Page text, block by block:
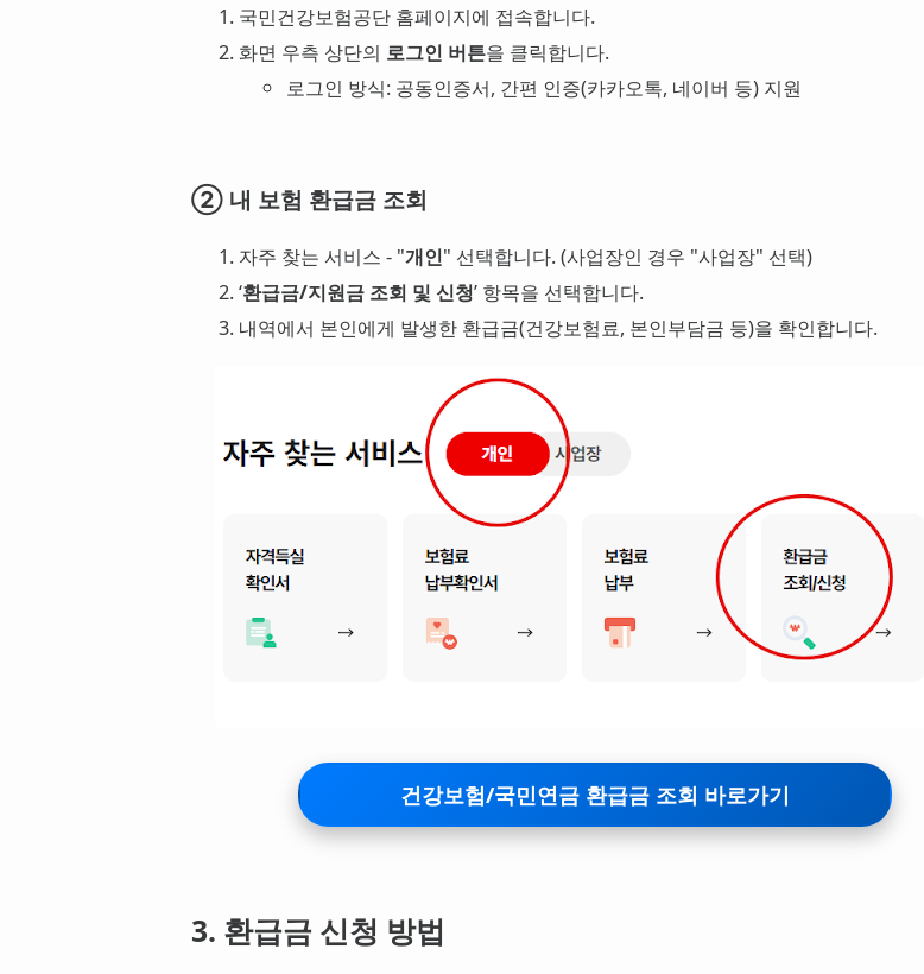
국민건강보험공단 홈페이지에 접속합니다.
화면 우측 상단의 로그인 버튼을 클릭합니다.
로그인 방식: 공동인증서, 간편 인증(카카오톡, 네이버 등) 지원
② 내 보험 환급금 조회
자주 찾는 서비스 - "개인" 선택합니다. (사업장인 경우 "사업장" 선택)
‘환급금/지원금 조회 및 신청’ 항목을 선택합니다.
내역에서 본인에게 발생한 환급금(건강보험료, 본인부담금 등)을 확인합니다.
건강보험/국민연금 환급금 조회 바로가기
3. 환급금 신청 방법